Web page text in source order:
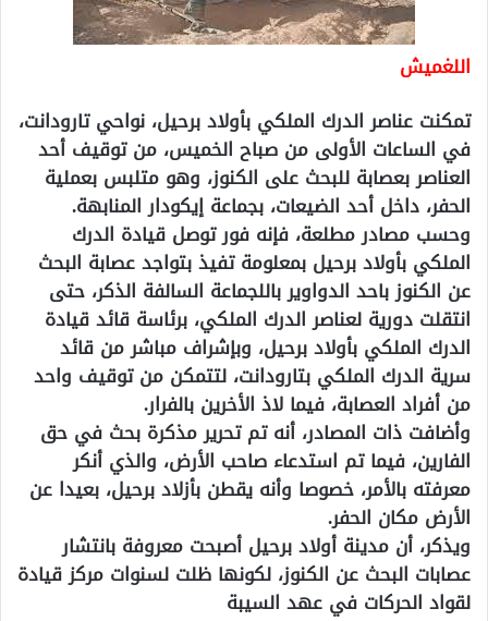
اللغميش
تمكنت عناصر الدرك الملكي بأولاد برحيل، نواحي تارودانت،
في الساعات الأولى من صباح الخميس، من توقيف أحد
العناصر بعصابة للبحث على الكنوز، وهو متلبس بعملية
الحفر، داخل أحد الضيعات، بجماعة إيكودار المنابهة.
وحسب مصادر مطلعة، فإنه فور توصل قيادة الدرك
الملكي بأولاد برحيل بمعلومة تفيذ بتواجد عصابة البحث
عن الكنوز باحد الدواوير باللجماعة السالفة الذكر، حتى
انتقلت دورية لعناصر الدرك الملكي، برئاسة قائد قيادة
الدرك الملكي بأولاد برحيل، وبإشراف مباشر من قائد
سرية الدرك الملكي بتارودانت، لتتمكن من توقيف واحد
من أفراد العصابة، فيما لاذ الأخرين بالفرار.
وأضافت ذات المصادر، أنه تم تحرير مذكرة بحث في حق
الفارين، فيما تم استدعاء صاحب الأرض، والذي أنكر
معرفته بالأمر، خصوصا وأنه يقطن بأزلاد برحيل، بعيدا عن
الأرض مكان الحفر.
ويذكر، أن مدينة أولاد برحيل أصبحت معروفة بانتشار
عصابات البحث عن الكنوز، لكونها ظلت لسنوات مركز قيادة
لقواد الحركات في عهد السيبة